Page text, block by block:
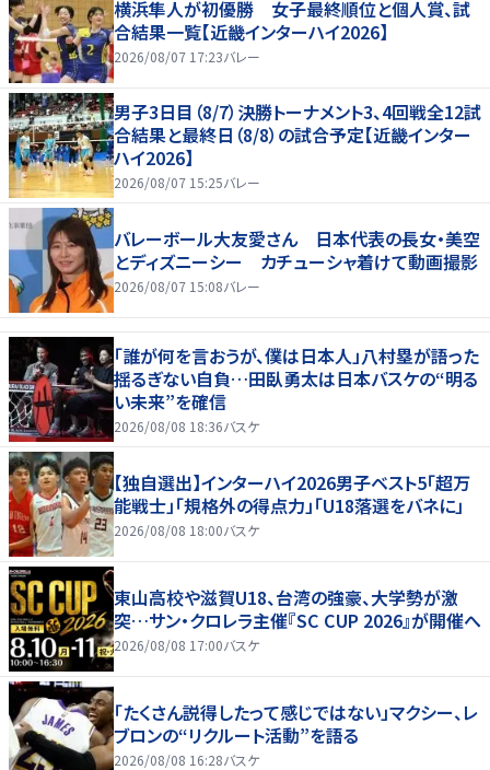
横浜隼人が初優勝 女子最終順位と個人賞、試
合結果一覧【近畿インターハイ2026】
2026/08/07 17:23バレー
男子3日目（8/7）決勝トーナメント3、4回戦全12試
合結果と最終日（8/8）の試合予定【近畿インター
ハイ2026】
2026/08/07 15:25バレー
バレーボール大友愛さん 日本代表の長女・美空
とディズニーシー カチューシャ着けて動画撮影
2026/08/07 15:08バレー
「誰が何を言おうが、僕は日本人」八村塁が語った
揺るぎない自負…田臥勇太は日本バスケの“明る
い未来”を確信
2026/08/08 18:36バスケ
【独自選出】インターハイ2026男子ベスト5「超万
能戦士」「規格外の得点力」「U18落選をバネに」
2026/08/08 18:00バスケ
東山高校や滋賀U18、台湾の強豪、大学勢が激
突…サン・クロレラ主催『SC CUP 2026』が開催へ
2026/08/08 17:00バスケ
「たくさん説得したって感じではない」マクシー、レ
ブロンの“リクルート活動”を語る
2026/08/08 16:28バスケ